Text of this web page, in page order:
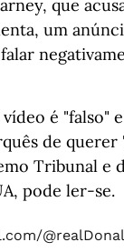
que
um
é "falso"
de
Tribunal e
pode ler-se.